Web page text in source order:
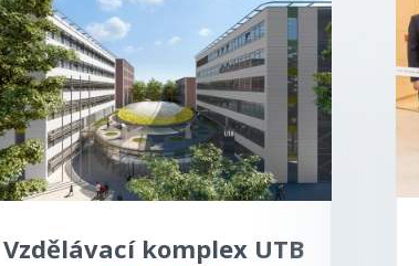
Vzdělávací komplex UTB